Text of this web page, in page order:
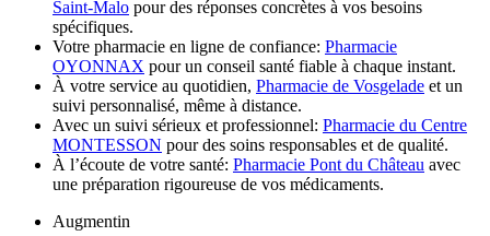
Saint-Malo pour des réponses concrètes à vos besoins
spécifiques.
Votre pharmacie en ligne de confiance: Pharmacie
OYONNAX pour un conseil santé fiable à chaque instant.
À votre service au quotidien, Pharmacie de Vosgelade et un
suivi personnalisé, même à distance.
Avec un suivi sérieux et professionnel: Pharmacie du Centre
MONTESSON pour des soins responsables et de qualité.
À l’écoute de votre santé: Pharmacie Pont du Château avec
une préparation rigoureuse de vos médicaments.
Augmentin